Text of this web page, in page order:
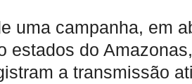
uma campanha, em
estados do
a transmissão